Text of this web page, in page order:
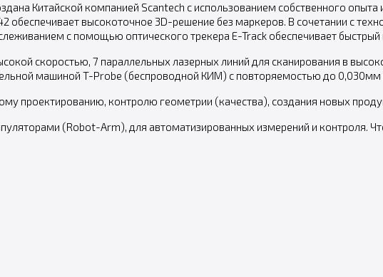
Китайской компанией Scantech с использованием собственного
обеспечивает высокоточное 3D-решение без маркеров. В сочетании с
с помощью оптического трекера E-Track обеспечивает быстрый
скоростью, 7 параллельных лазерных линий для сканирования в
машиной T-Probe (беспроводной КИМ) с повторяемостью до 0,030мм
проектированию, контролю геометрии (качества), создания новых
(Robot-Arm), для автоматизированных измерений и контроля.